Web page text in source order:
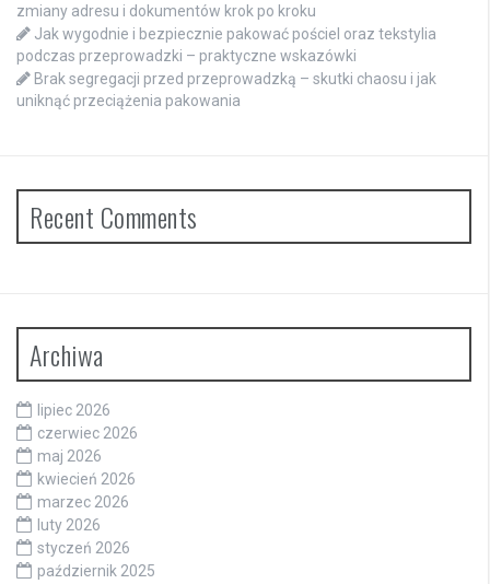
zmiany adresu i dokumentów krok po kroku
Jak wygodnie i bezpiecznie pakować pościel oraz tekstylia
podczas przeprowadzki – praktyczne wskazówki
Brak segregacji przed przeprowadzką – skutki chaosu i jak
uniknąć przeciążenia pakowania
Recent Comments
Archiwa
lipiec 2026
czerwiec 2026
maj 2026
kwiecień 2026
marzec 2026
luty 2026
styczeń 2026
październik 2025